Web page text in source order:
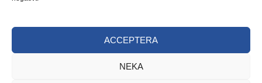
ACCEPTERA
NEKA
Integritetspolicy
Cookiepolicy